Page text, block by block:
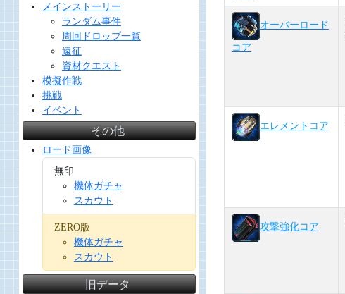
オーバーロード
コア
エレメントコア
攻撃強化コア
メインストーリー
ランダム事件
周回ドロップ一覧
遠征
資材クエスト
模擬作戦
挑戦
イベント
その他
ロード画像
無印
機体ガチャ
スカウト
ZERO版
機体ガチャ
スカウト
旧データ